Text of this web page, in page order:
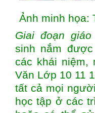
Ảnh minh họa:
Giai đoạn
sinh nắm
các khái niệm,
Văn Lớp 10 11
tất cả mọi
học tập ở các